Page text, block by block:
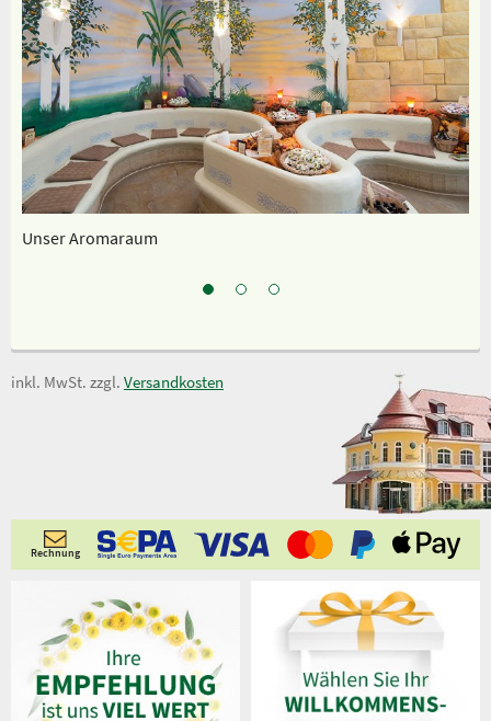
Unser Aromaraum
inkl. MwSt. zzgl. Versandkosten
Rechnung